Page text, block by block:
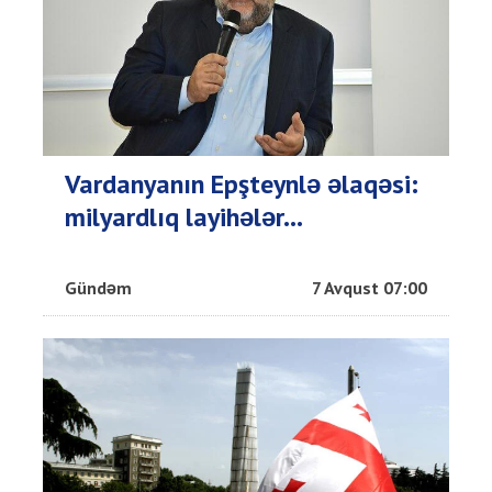
Vardanyanın Epşteynlə əlaqəsi:
milyardlıq layihələr...
Gündəm 7 Avqust 07:00